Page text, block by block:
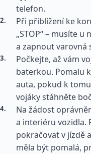
telefon.
Při přiblížení ke
„STOP“ – musíte
a zapnout varovná
Počkejte, až vám
baterkou. Pomalu
auta, pokud k
vojáky stáhněte
Na žádost
a interiéru vozidla.
pokračovat v jízdě
měla být pomalá,